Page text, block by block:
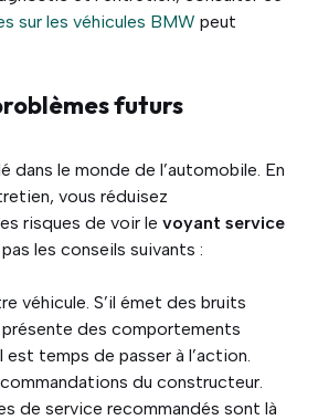
sur les véhicules BMW peut
futurs
dans le monde de l’automobile. En
vous réduisez
risques de voir le voyant service
pas les conseils suivants :
véhicule. S’il émet des bruits
des comportements
est temps de passer à l’action.
du constructeur.
de service recommandés sont là